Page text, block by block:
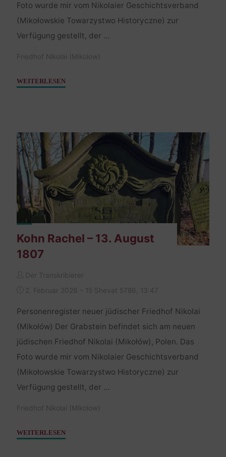
Foto wurde mir vom Nikolaier Geschichtsverband
(Mikołowskie Towarzystwo Historyczne) zur
Verfügung gestellt, der …
Friedhof Nikolai (Mikolow)
WEITERLESEN"Feitel,
18.
März
1748"
Kohn Rachel – 13. August
1807
Der Transkribierer
2. Februar 2026 – 15 Shevat 5786, 13:47
Personenregister neuer jüdischer Friedhof Nikolai
(Mikołów) Der Grabstein befindet sich am neuen
jüdischen Friedhof Nikolai (Mikołów), Polen. Das
Foto wurde mir vom Nikolaier Geschichtsverband
(Mikołowskie Towarzystwo Historyczne) zur
Verfügung gestellt, der …
Friedhof Nikolai (Mikolow)
WEITERLESEN"Kohn